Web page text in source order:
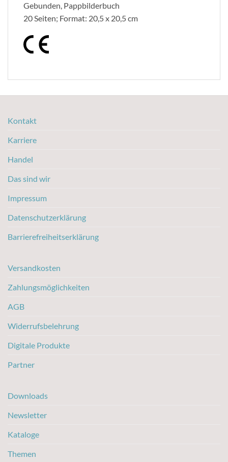
Gebunden, Pappbilderbuch
20 Seiten; Format: 20,5 x 20,5 cm
Kontakt
Karriere
Handel
Das sind wir
Impressum
Datenschutzerklärung
Barrierefreiheitserklärung
Versandkosten
Zahlungsmöglichkeiten
AGB
Widerrufsbelehrung
Digitale Produkte
Partner
Downloads
Newsletter
Kataloge
Themen